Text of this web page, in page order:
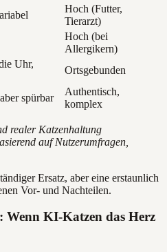
Hoch (Futter,
Tierarzt)
Hoch (bei
Allergikern)
Uhr,
Ortsgebunden
spürbar
Authentisch,
komplex
realer Katzenhaltung
auf Nutzerumfragen,
Ersatz, aber eine erstaunlich
Vor- und Nachteilen.
Wenn KI-Katzen das Herz